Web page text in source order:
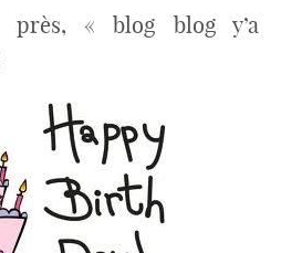
près, « blog blog y’a